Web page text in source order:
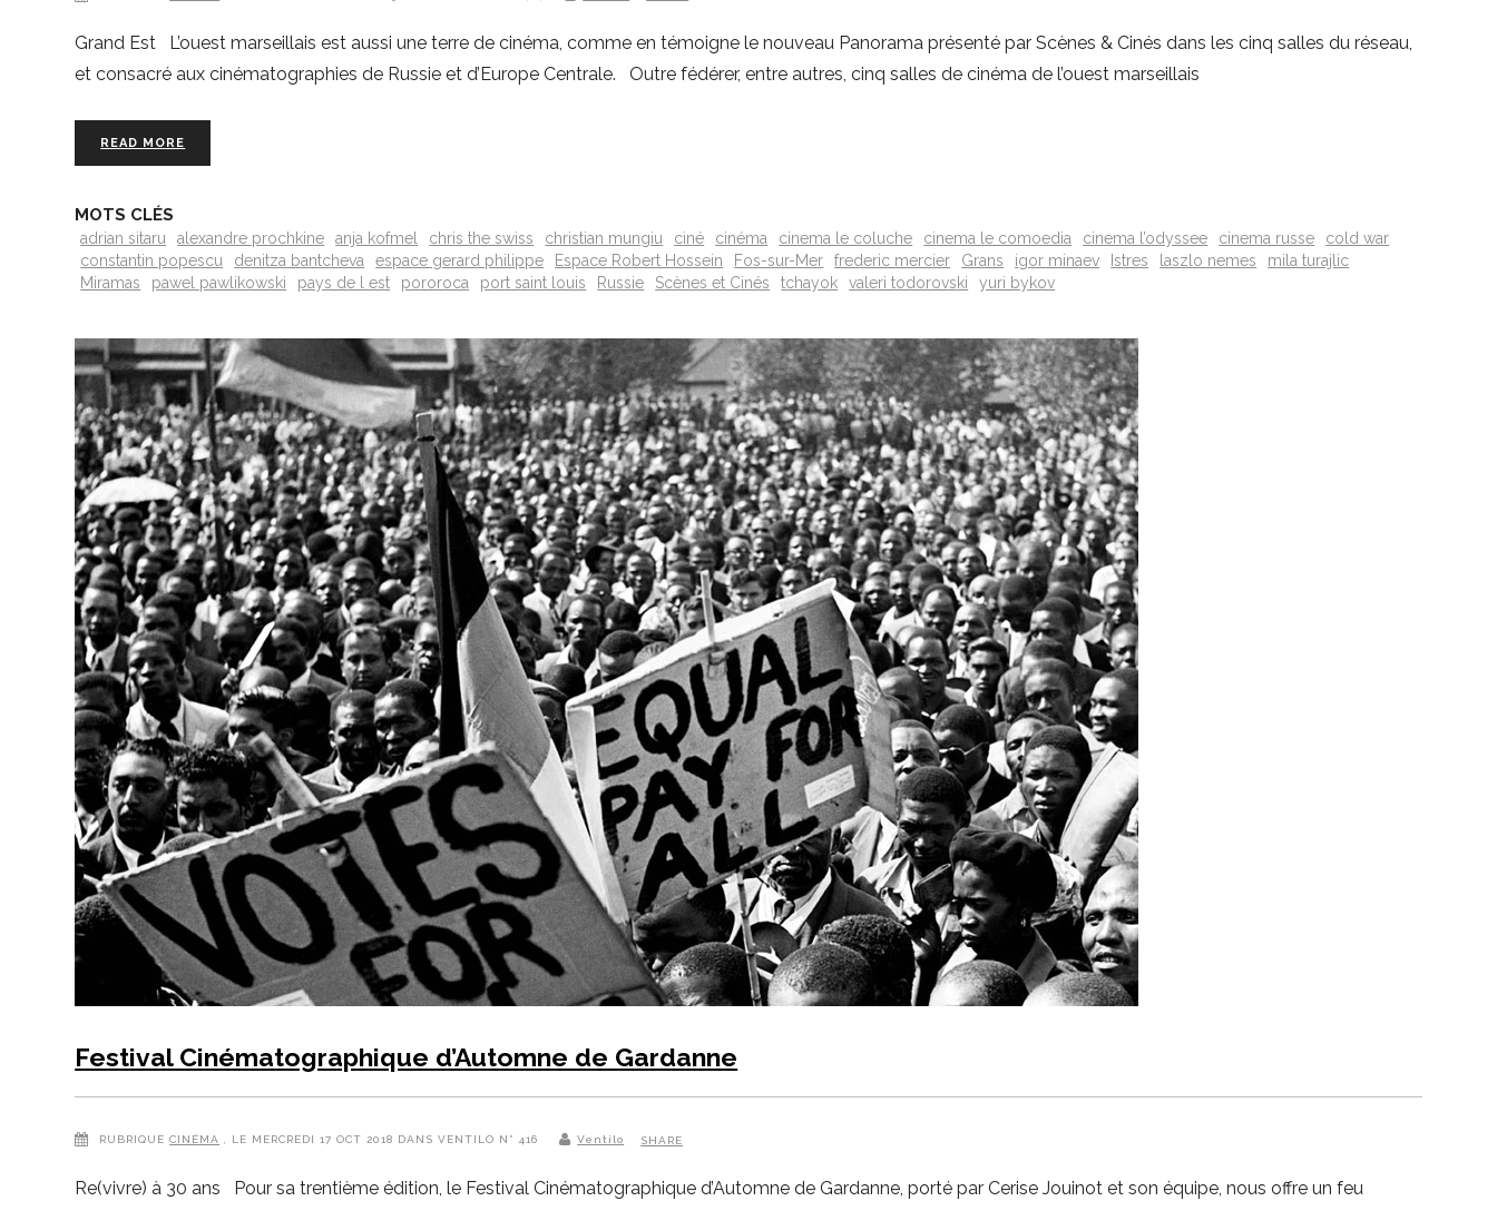
Grand Est L’ouest marseillais est aussi une terre de cinéma, comme en témoigne le nouveau Panorama présenté par Scènes & Cinés dans les cinq salles du réseau,
et consacré aux cinématographies de Russie et d’Europe Centrale. Outre fédérer, entre autres, cinq salles de cinéma de l’ouest marseillais
READ MORE
MOTS CLÉS
adrian sitaru alexandre prochkine anja kofmel chris the swiss christian mungiu ciné cinéma cinema le coluche cinema le comoedia cinema l’odyssee cinema russe
cold war
constantin popescu
denitza bantcheva espace gerard philippe Espace Robert Hossein Fos-sur-Mer frederic mercier Grans igor minaev Istres laszlo nemes
mila turajlic
Miramas
pawel pawlikowski pays de l est pororoca port saint louis Russie Scènes et Cinés tchayok valeri todorovski yuri bykov
Festival Cinématographique d’Automne de Gardanne
RUBRIQUE CINÉMA , LE MERCREDI 17 OCT 2018 DANS VENTILO N° 416 Ventilo SHARE
Re(vivre) à 30 ans Pour sa trentième édition, le Festival Cinématographique d’Automne de Gardanne, porté par Cerise Jouinot et son équipe, nous offre un feu